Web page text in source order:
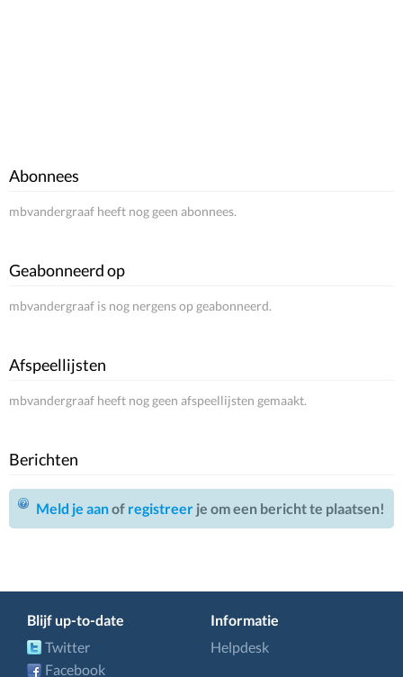
Abonnees
mbvandergraaf heeft nog geen abonnees.
Geabonneerd op
mbvandergraaf is nog nergens op geabonneerd.
Afspeellijsten
mbvandergraaf heeft nog geen afspeellijsten gemaakt.
Berichten
Meld je aanof registreer je om een bericht te plaatsen!
Blijf up-to-date
Twitter
Facebook
Informatie
Helpdesk